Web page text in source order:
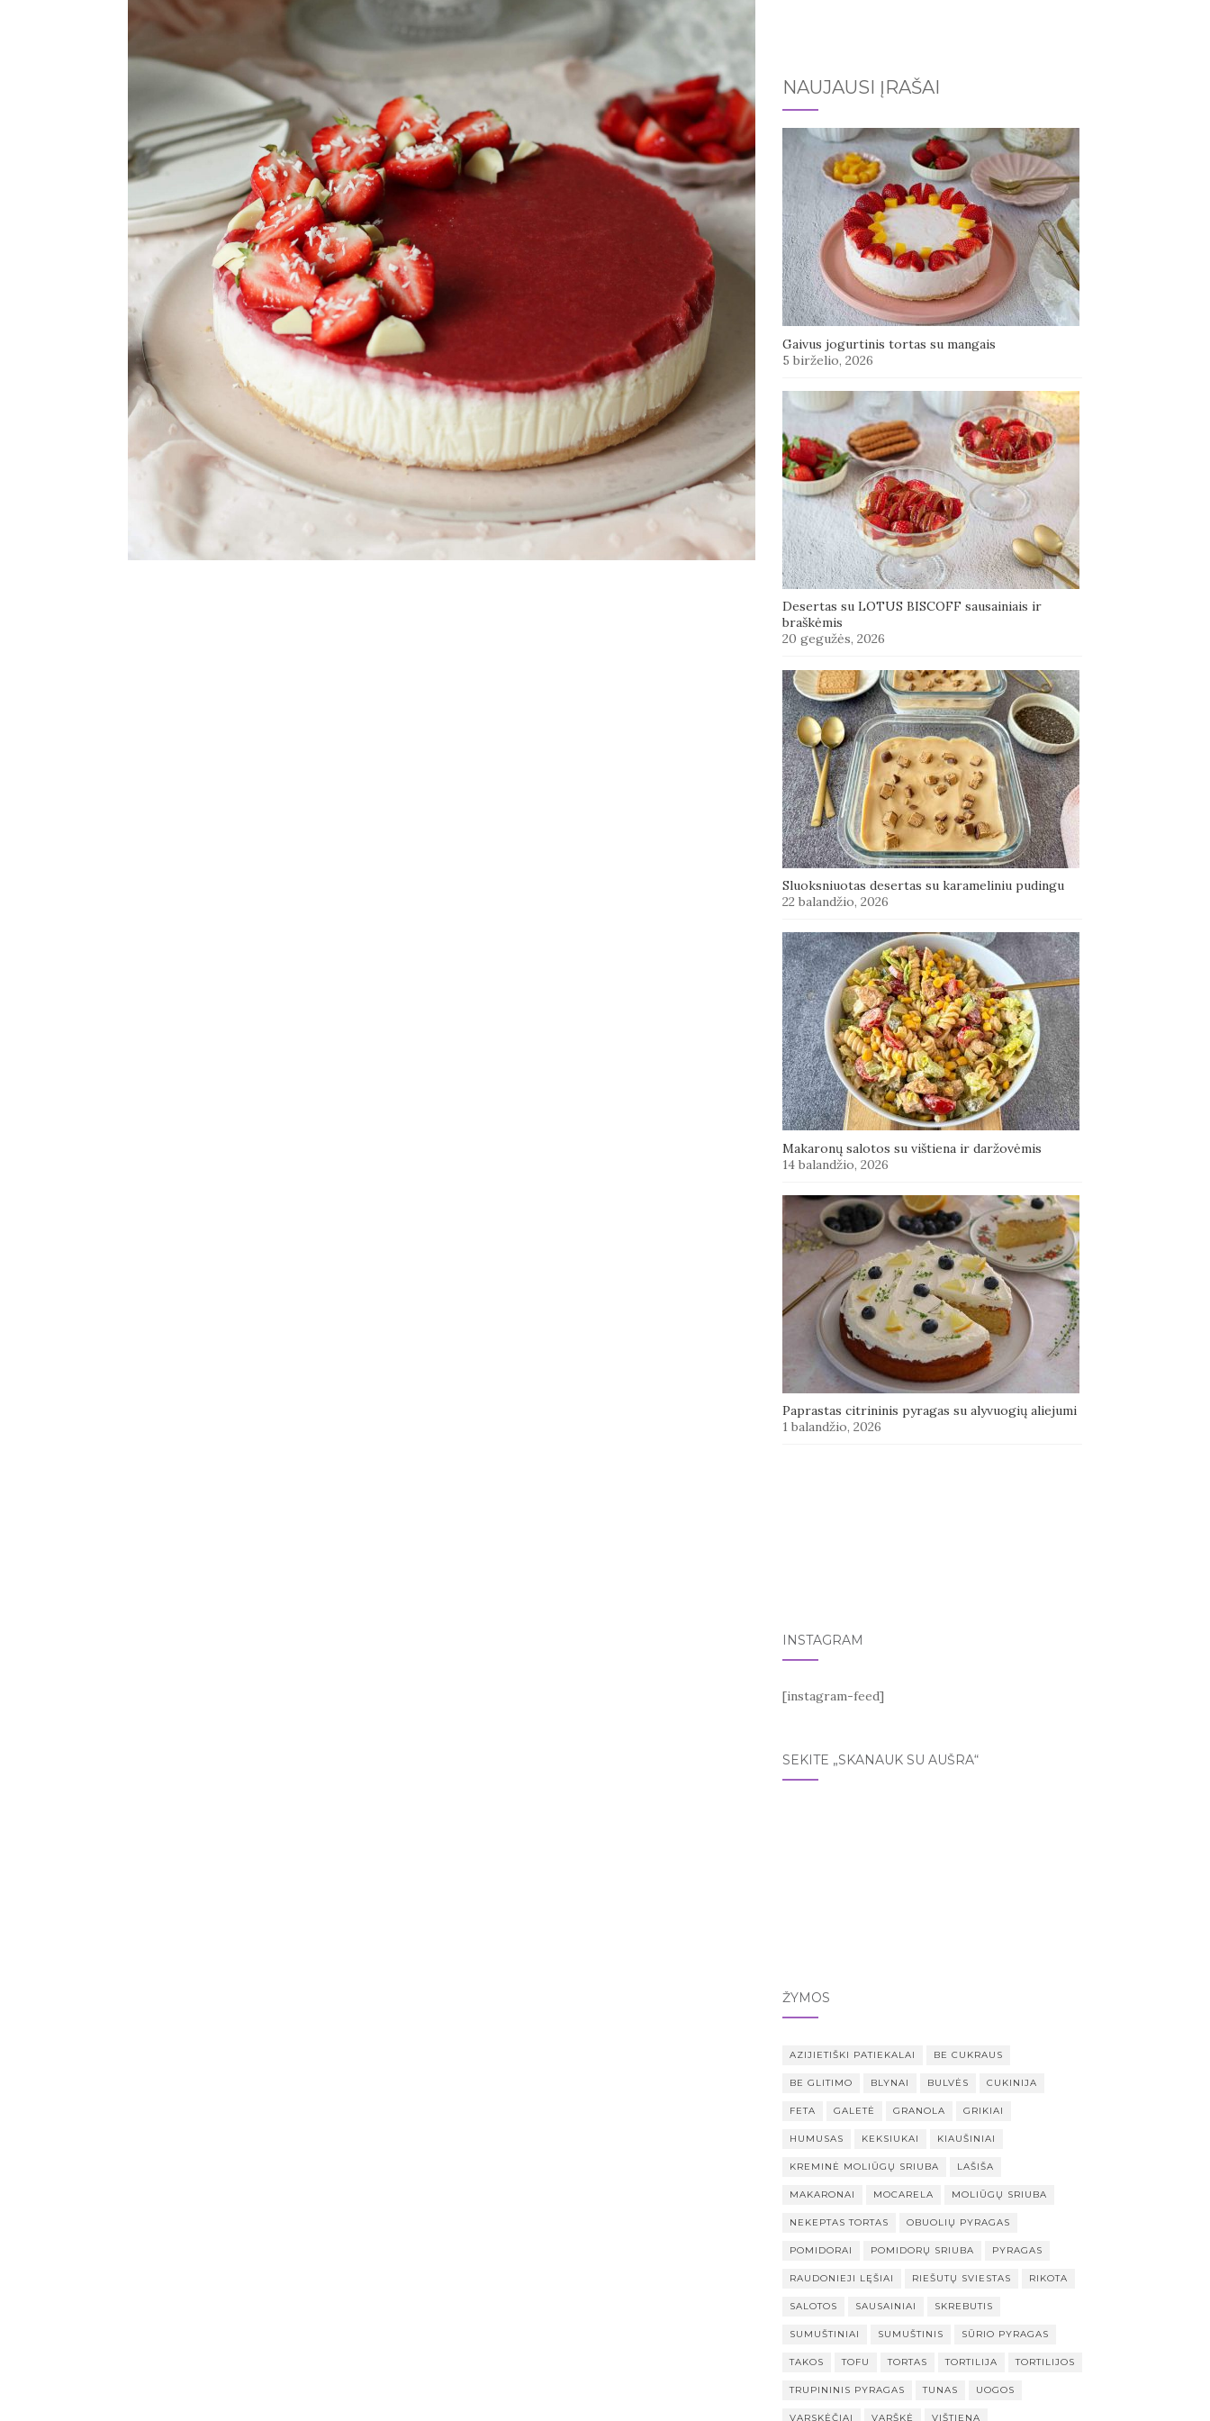
NAUJAUSI ĮRAŠAI
Gaivus jogurtinis tortas su mangais
5 birželio, 2026
Desertas su LOTUS BISCOFF sausainiais ir
braškėmis
20 gegužės, 2026
Sluoksniuotas desertas su karameliniu pudingu
22 balandžio, 2026
Makaronų salotos su vištiena ir daržovėmis
14 balandžio, 2026
Paprastas citrininis pyragas su alyvuogių aliejumi
1 balandžio, 2026
INSTAGRAM
[instagram-feed]
SEKITE „SKANAUK SU AUŠRA“
ŽYMOS
AZIJIETIŠKI PATIEKALAI BE CUKRAUS
BE GLITIMO BLYNAI BULVĖS CUKINIJA
FETA GALETĖ GRANOLA GRIKIAI
HUMUSAS KEKSIUKAI KIAUŠINIAI
KREMINĖ MOLIŪGŲ SRIUBA LAŠIŠA
MAKARONAI MOCARELA MOLIŪGŲ SRIUBA
NEKEPTAS TORTAS OBUOLIŲ PYRAGAS
POMIDORAI POMIDORŲ SRIUBA PYRAGAS
RAUDONIEJI LĘŠIAI RIEŠUTŲ SVIESTAS RIKOTA
SALOTOS SAUSAINIAI SKREBUTIS
SUMUŠTINIAI SUMUŠTINIS SŪRIO PYRAGAS
TAKOS TOFU TORTAS TORTILIJA TORTILIJOS
TRUPININIS PYRAGAS TUNAS UOGOS
VARSKĖČIAI VARŠKĖ VIŠTIENA